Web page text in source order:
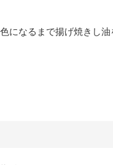
なるまで揚げ焼きし油